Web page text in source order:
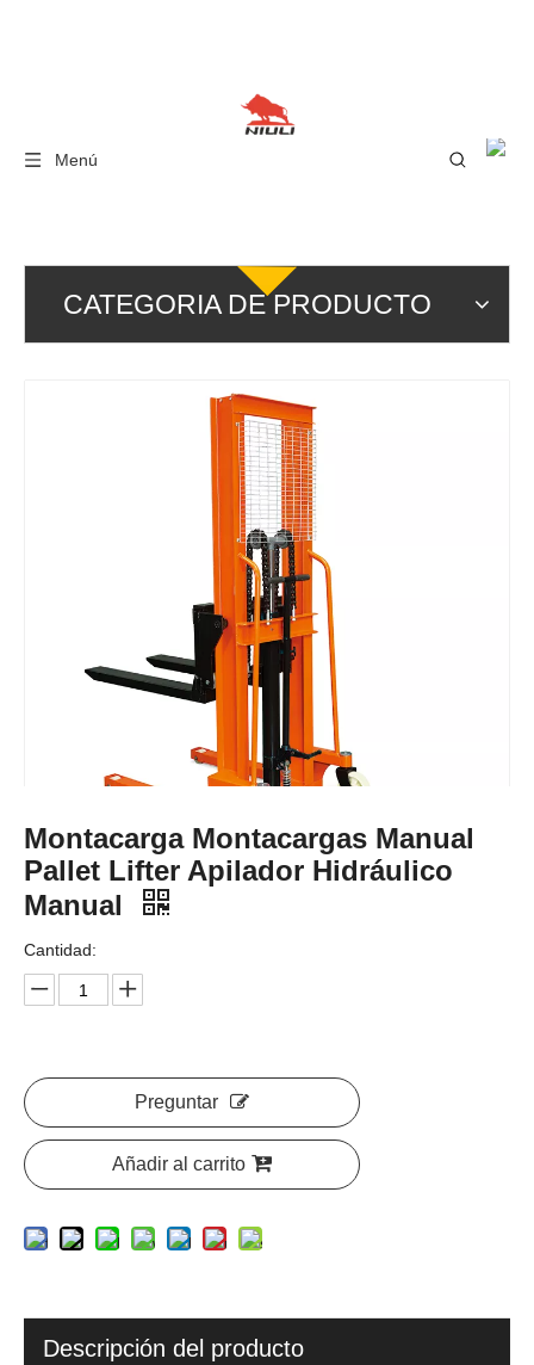
Montacarga Montacargas Manual
Pallet Lifter Apilador Hidráulico
Manual
Cantidad:
Preguntar
Añadir al carrito
Descripción del producto